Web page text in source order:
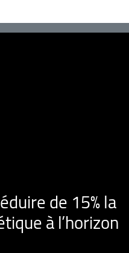
de 15% la
à l’horizon